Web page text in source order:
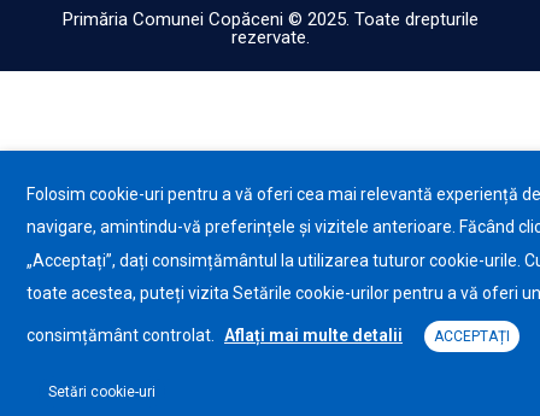
Primăria Comunei Copăceni © 2025. Toate drepturile
rezervate.
Folosim cookie-uri pentru a vă oferi cea mai relevantă experiență de
navigare, amintindu-vă preferințele și vizitele anterioare. Făcând
„Acceptați”, dați consimțământul la utilizarea tuturor cookie-urile.
toate acestea, puteți vizita Setările cookie-urilor pentru a vă oferi un
consimțământ controlat. Aflați mai multe detalii ACCEPTAȚI
Setări cookie-uri